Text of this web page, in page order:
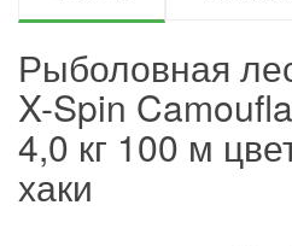
Рыболовная
X-Spin
4,0 кг 100 м
хаки